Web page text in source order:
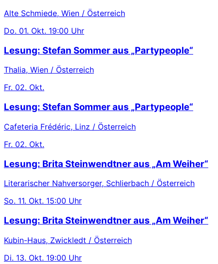
Alte Schmiede, Wien / Österreich
Do. 01. Okt. 19:00 Uhr
Lesung: Stefan Sommer aus „Partypeople“
Thalia, Wien / Österreich
Fr. 02. Okt.
Lesung: Stefan Sommer aus „Partypeople“
Cafeteria Frédéric, Linz / Österreich
Fr. 02. Okt.
Lesung: Brita Steinwendtner aus „Am Weiher“
Literarischer Nahversorger, Schlierbach / Österreich
So. 11. Okt. 15:00 Uhr
Lesung: Brita Steinwendtner aus „Am Weiher“
Kubin-Haus, Zwickledt / Österreich
Di. 13. Okt. 19:00 Uhr